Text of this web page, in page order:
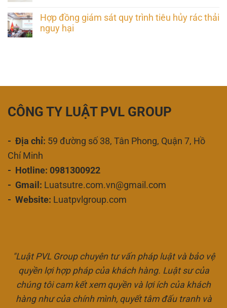
Hợp đồng giám sát quy trình tiêu hủy rác thải
nguy hại
CÔNG TY LUẬT PVL GROUP
- Địa chỉ: 59 đường số 38, Tân Phong, Quận 7, Hồ
Chí Minh
- Hotline: 0981300922
- Gmail: Luatsutre.com.vn@gmail.com
- Website: Luatpvlgroup.com
"Luật PVL Group chuyên tư vấn pháp luật và bảo vệ
quyền lợi hợp pháp của khách hàng. Luật sư của
chúng tôi cam kết xem quyền và lợi ích của khách
hàng như của chính mình, quyết tâm đấu tranh và